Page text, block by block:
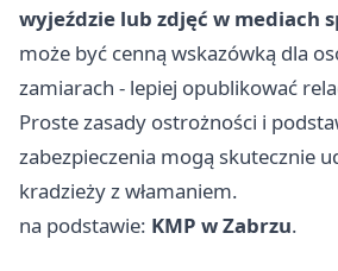
wyjeździe lub zdjęć w mediach
może być cenną wskazówką dla
zamiarach - lepiej opublikować
Proste zasady ostrożności i
zabezpieczenia mogą skutecznie
kradzieży z włamaniem.
na podstawie: KMP w Zabrzu.